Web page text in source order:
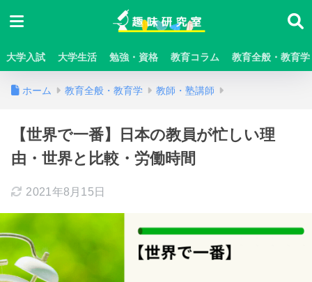
大学入試 大学生活 勉強・資格 教育コラム 教育全般・教育学
ホーム 教育全般・教育学 教師・塾講師
【世界で一番】日本の教員が忙しい理
由・世界と比較・労働時間
2021年8月15日